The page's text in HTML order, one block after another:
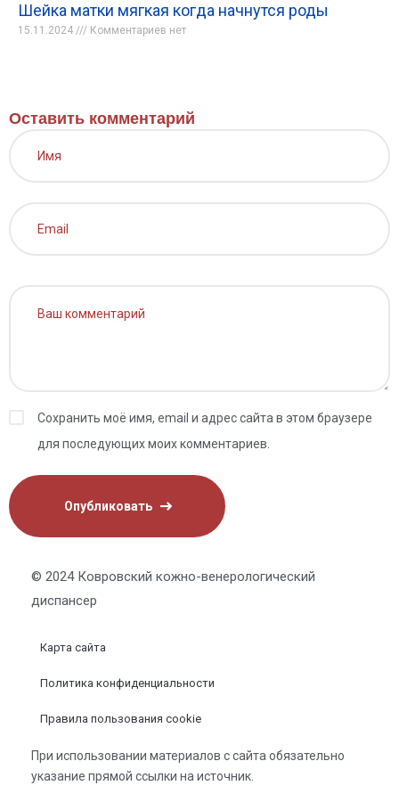
Шейка матки мягкая когда начнутся роды
15.11.2024 Комментариев нет
Оставить комментарий
Сохранить моё имя, email и адрес сайта в этом браузере
для последующих моих комментариев.
© 2024 Ковровский кожно-венерологический
диспансер
Карта сайта
Политика конфиденциальности
Правила пользования cookie
При использовании материалов с сайта обязательно
указание прямой ссылки на источник.